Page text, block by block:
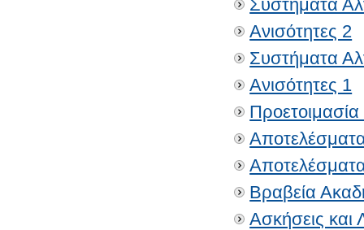
Συστήματα
Ανισότητες 2
Συστήματα
Ανισότητες 1
Βραβεία
Ασκήσεις και